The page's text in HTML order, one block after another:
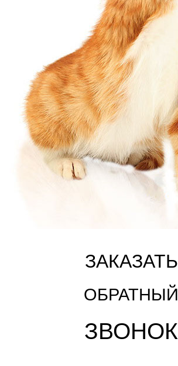
ЗАКАЗАТЬ
ОБРАТНЫЙ
ЗВОНОК